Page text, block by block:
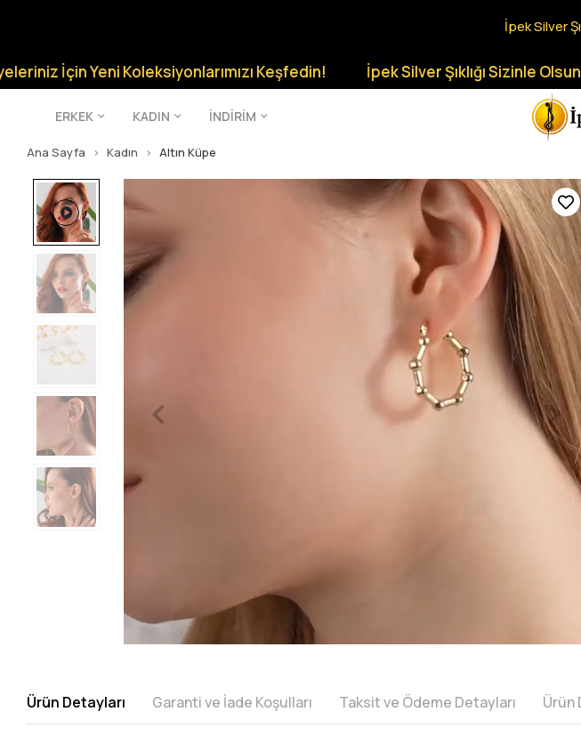
İpek Silver
Yeni Koleksiyonlarımızı Keşfedin! İpek Silver Şıklığı Sizinle Olsun.
ERKEK KADIN İNDİRİM
Ana Sayfa Kadın Altın Küpe
Ürün Detayları Garanti ve İade Koşulları Taksit ve Ödeme Detayları Ürün